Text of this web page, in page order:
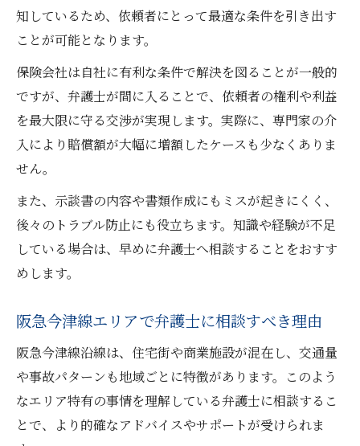
被害者が弁護士と目指す示談のゴール設定
弁護士が納得の賠償額を引き出す交渉術
交通事故示談で後悔しないための行動指針
保険会社対応で失敗しないための視点
保険会社との交渉を弁護士が支える理由
交通事故示談で失敗しない交渉術とは
保険会社の主張に対抗する弁護士の役割
示談交渉時に気をつけたい保険対応の要点
知しているため、依頼者にとって最適な条件を引き出す
ことが可能となります。
保険会社は自社に有利な条件で解決を図ることが一般的
ですが、弁護士が間に入ることで、依頼者の権利や利益
を最大限に守る交渉が実現します。実際に、専門家の介
入により賠償額が大幅に増額したケースも少なくありま
せん。
また、示談書の内容や書類作成にもミスが起きにくく、
後々のトラブル防止にも役立ちます。知識や経験が不足
している場合は、早めに弁護士へ相談することをおすす
めします。
阪急今津線エリアで弁護士に相談すべき理由
阪急今津線沿線は、住宅街や商業施設が混在し、交通量
や事故パターンも地域ごとに特徴があります。このよう
なエリア特有の事情を理解している弁護士に相談するこ
とで、より的確なアドバイスやサポートが受けられま